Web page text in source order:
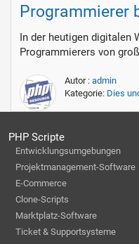
Programmierer
In der heutigen digitalen
Programmierers von
Autor : admin
Kategorie: Dies
PHP Scripte
Entwicklungsumgebungen
Projektmanagement-Software
E-Commerce
Clone-Scripts
Marktplatz-Software
Ticket & Supportsysteme